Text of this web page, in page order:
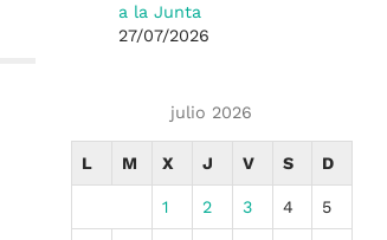
a la Junta
27/07/2026
julio 2026
L M X J V S D
1 2 3 4 5